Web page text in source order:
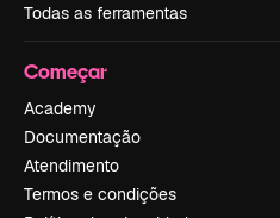
Todas as ferramentas
Começar
Academy
Documentação
Atendimento
Termos e condições